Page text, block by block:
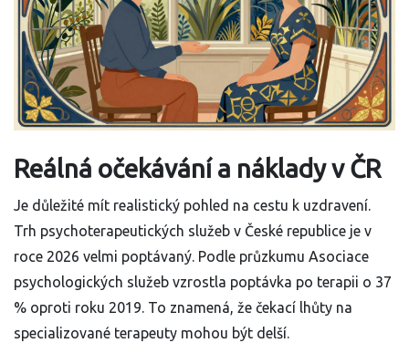
Reálná očekávání a náklady v ČR
Je důležité mít realistický pohled na cestu k uzdravení.
Trh psychoterapeutických služeb v České republice je v
roce 2026 velmi poptávaný. Podle průzkumu Asociace
psychologických služeb vzrostla poptávka po terapii o 37
% oproti roku 2019. To znamená, že čekací lhůty na
specializované terapeuty mohou být delší.